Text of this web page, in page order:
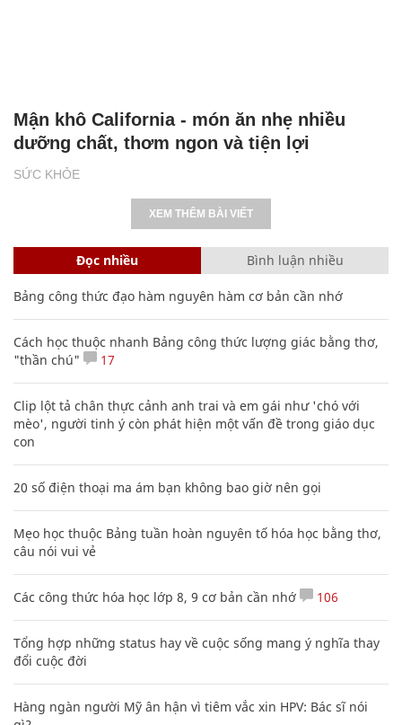
SỨC KHỎE
Mận khô California - món ăn nhẹ nhiều
dưỡng chất, thơm ngon và tiện lợi
XEM THÊM BÀI VIẾT
Đọc nhiều Bình luận nhiều
Bảng công thức đạo hàm nguyên hàm cơ bản cần nhớ
Cách học thuộc nhanh Bảng công thức lượng giác bằng thơ,
"thần chú"
17
Clip lột tả chân thực cảnh anh trai và em gái như 'chó với
mèo', người tinh ý còn phát hiện một vấn đề trong giáo dục
con
20 số điện thoại ma ám bạn không bao giờ nên gọi
Mẹo học thuộc Bảng tuần hoàn nguyên tố hóa học bằng thơ,
câu nói vui vẻ
Các công thức hóa học lớp 8, 9 cơ bản cần nhớ 106
Tổng hợp những status hay về cuộc sống mang ý nghĩa thay
đổi cuộc đời
Hàng ngàn người Mỹ ân hận vì tiêm vắc xin HPV: Bác sĩ nói